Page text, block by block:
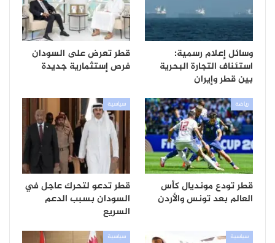
وسائل إعلام رسمية:
استئناف التجارة البحرية
بين قطر وإيران
قطر تعرض على السودان
فرص إستثمارية جديدة
رياضة
قطر تودع مونديال كأس
العالم بعد تونس والأردن
سياسية
قطر تدعو لتحرك عاجل في
السودان بسبب الدعم
السريع
سياسية سياسية